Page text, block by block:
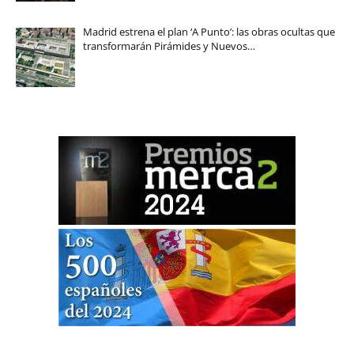
Madrid estrena el plan ‘A Punto’: las obras ocultas que
transformarán Pirámides y Nuevos…